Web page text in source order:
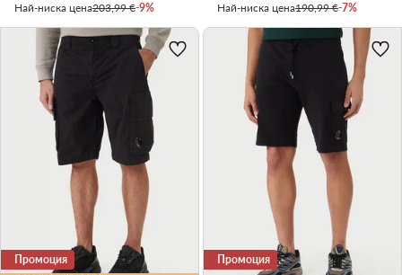
Най-ниска цена203,99 €-9%
Най-ниска цена190,99 €-7%
Промоция Промоция